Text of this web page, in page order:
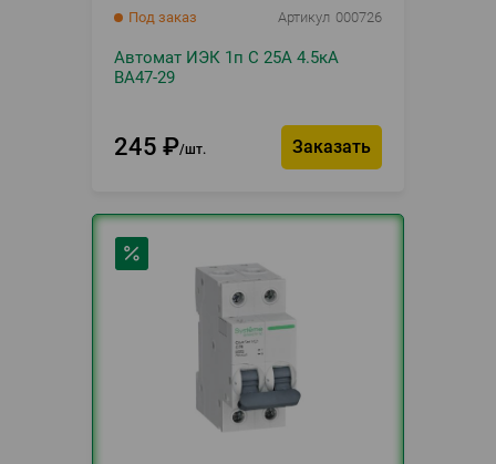
Под заказ Артикул 000726
Автомат ИЭК 1п С 25А 4.5кА
ВА47-29
245 ₽ шт. Заказать